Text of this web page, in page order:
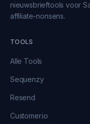
nieuwsbrieftools voor
affiliate-nonsens.
TOOLS
Alle Tools
Sequenzy
Resend
Customer.io